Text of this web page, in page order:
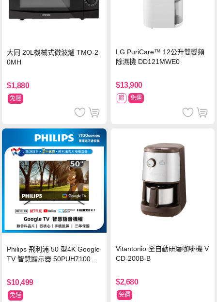
大同 20L機械式微波爐 TMO-2
0MH
$1,880
免運
LG PuriCare™ 12公升雙變頻
除濕機 DD121MWE0
$13,900
贈 免運
Philips 飛利浦 50 型4K Google
TV 智慧顯示器 50PUH7100
$10,499
免運
Vitantonio 全自動研磨咖啡機 V
CD-200B-B
$2,680
免運